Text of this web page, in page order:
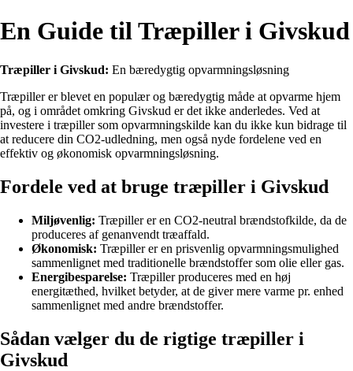
En Guide til Træpiller i Givskud
Træpiller i Givskud: En bæredygtig opvarmningsløsning
Træpiller er blevet en populær og bæredygtig måde at opvarme hjem
på, og i området omkring Givskud er det ikke anderledes. Ved at
investere i træpiller som opvarmningskilde kan du ikke kun bidrage til
at reducere din CO2-udledning, men også nyde fordelene ved en
effektiv og økonomisk opvarmningsløsning.
Fordele ved at bruge træpiller i Givskud
Miljøvenlig: Træpiller er en CO2-neutral brændstofkilde, da de
produceres af genanvendt træaffald.
Økonomisk: Træpiller er en prisvenlig opvarmningsmulighed
sammenlignet med traditionelle brændstoffer som olie eller gas.
Energibesparelse: Træpiller produceres med en høj
energitæthed, hvilket betyder, at de giver mere varme pr. enhed
sammenlignet med andre brændstoffer.
Sådan vælger du de rigtige træpiller i
Givskud